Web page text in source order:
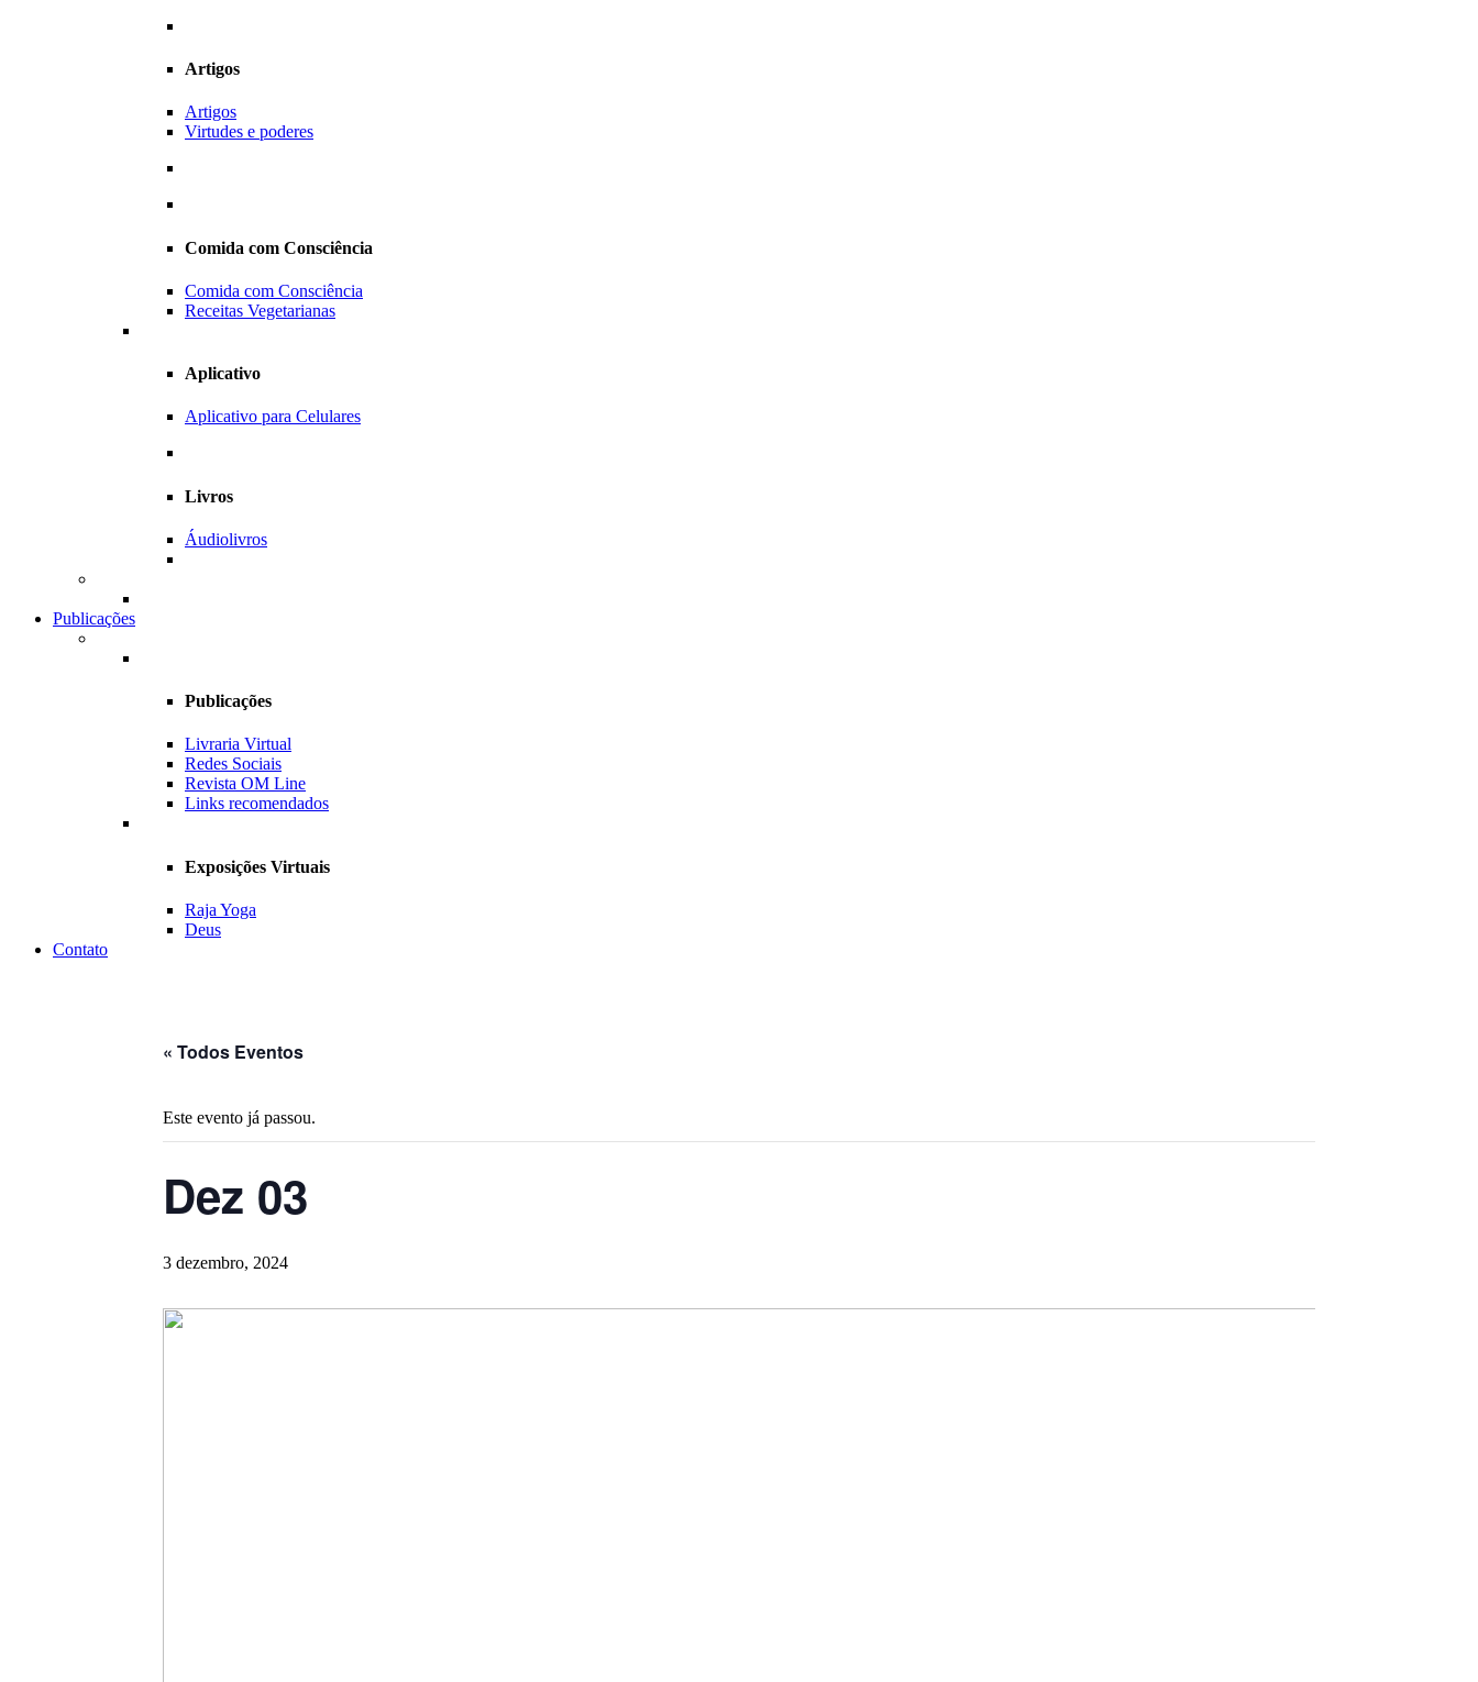
Artigos
Artigos
Virtudes e poderes
Comida com Consciência
Comida com Consciência
Receitas Vegetarianas
Aplicativo
Aplicativo para Celulares
Livros
Áudiolivros
Publicações
Publicações
Livraria Virtual
Redes Sociais
Revista OM Line
Links recomendados
Exposições Virtuais
Raja Yoga
Deus
Contato
« Todos Eventos
Este evento já passou.
Dez 03
3 dezembro, 2024